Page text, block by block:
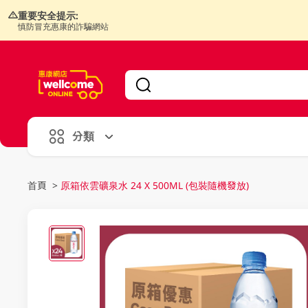
重要安全提示:
慎防冒充惠康的詐騙網站
分類
首頁 > 原箱依雲礦泉水 24 X 500ML (包裝隨機發放)